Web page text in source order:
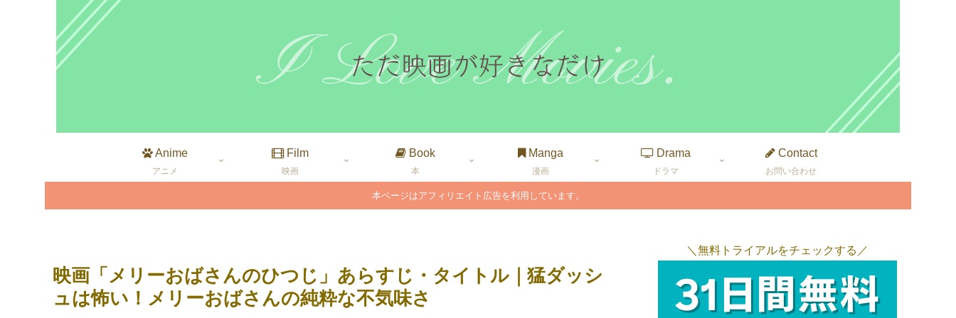
Anime
アニメ
Film
映画
Book
本
Manga
漫画
Drama
ドラマ
Contact
お問い合わせ
本ページはアフィリエイト広告を利用しています。
映画「メリーおばさんのひつじ」あらすじ・タイトル｜猛ダッシ
ュは怖い！メリーおばさんの純粋な不気味さ
＼無料トライアルをチェックする／